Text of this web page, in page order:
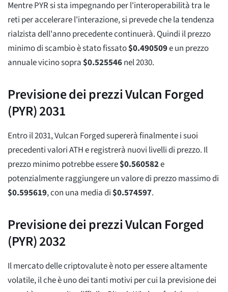
Mentre PYR si sta impegnando per l'interoperabilità tra le
reti per accelerare l'interazione, si prevede che la tendenza
rialzista dell'anno precedente continuerà. Quindi il prezzo
minimo di scambio è stato fissato$0.490509e un prezzo
annuale vicino sopra$0.525546nel 2030.
Previsione dei prezzi Vulcan Forged
(PYR) 2031
Entro il 2031, Vulcan Forged supererà finalmente i suoi
precedenti valori ATH e registrerà nuovi livelli di prezzo. Il
prezzo minimo potrebbe essere$0.560582e
potenzialmente raggiungere un valore di prezzo massimo di
$0.595619, con una media di$0.574597.
Previsione dei prezzi Vulcan Forged
(PYR) 2032
Il mercato delle criptovalute è noto per essere altamente
volatile, il che è uno dei tanti motivi per cui la previsione dei